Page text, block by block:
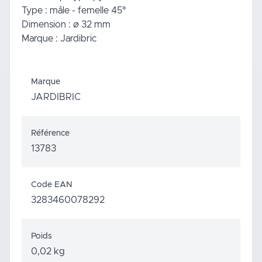
Type : mâle - femelle 45°
Dimension : ø 32 mm
Marque : Jardibric
Marque
JARDIBRIC
Référence
13783
Code EAN
3283460078292
Poids
0,02 kg